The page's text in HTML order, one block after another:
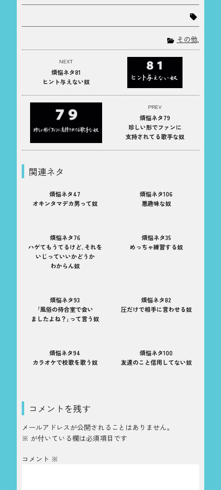
その他,
PREV
煩悩ネタ79
珍しい形でファンに
支持されてる歌手な奴
NEXT
煩悩ネタ81
ヒント与えない奴
関連ネタ
煩悩ネタ47
オキンタマデカ男って奴
煩悩ネタ106
悪趣味な奴
煩悩ネタ76
ハゲてもうてるけど､それを
いじっていいかどうか
わからん奴
煩悩ネタ35
めっちゃ練習する奴
煩悩ネタ93
｢風俗の待合室で会い
ましたよね？｣って言う奴
煩悩ネタ82
圧だけで相手に言わせる奴
煩悩ネタ94
カラオケで校歌を歌う奴
煩悩ネタ100
友達のこと信用してない奴
コメントを残す
メールアドレスが公開されることはありません。
※ が付いている欄は必須項目です
コメント ※